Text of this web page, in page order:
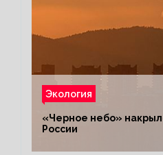
Экология
«Черное небо»
России